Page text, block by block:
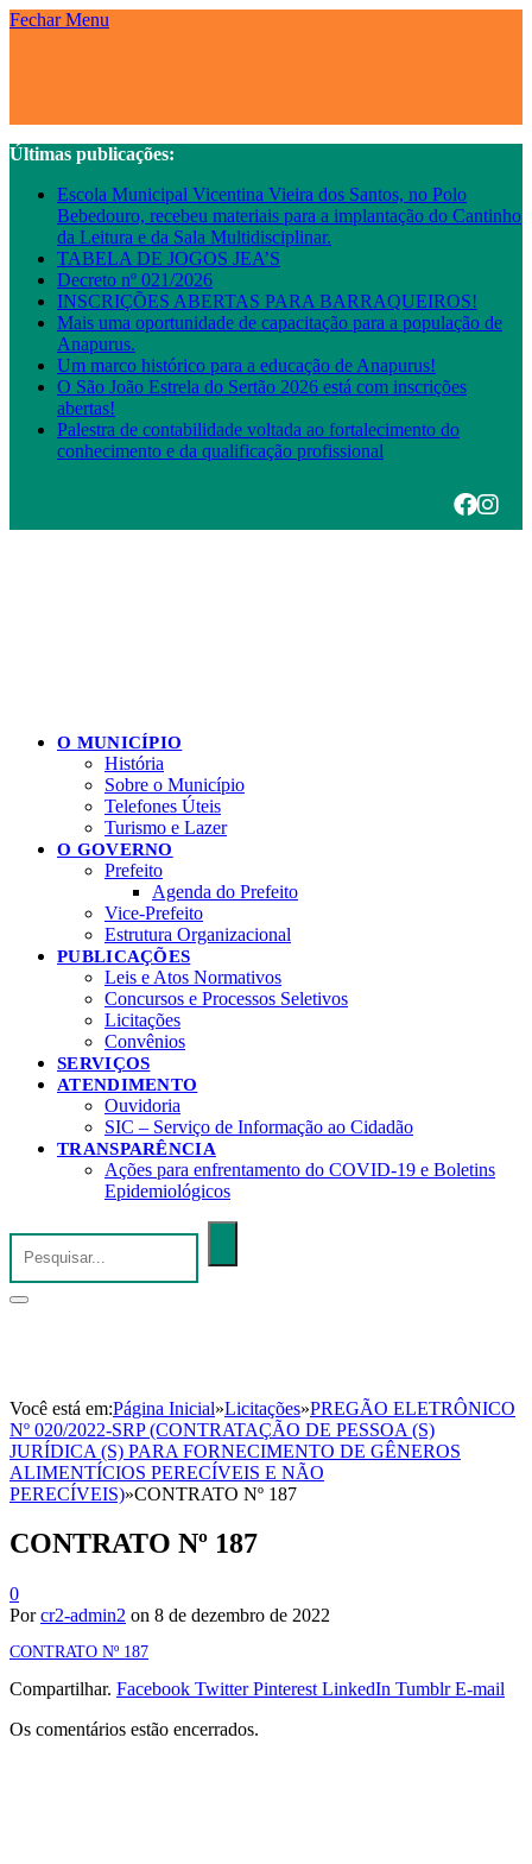
Fechar Menu
Últimas publicações:
Escola Municipal Vicentina Vieira dos Santos, no Polo
Bebedouro, recebeu materiais para a implantação do Cantinho
da Leitura e da Sala Multidisciplinar.
TABELA DE JOGOS JEA’S
Decreto nº 021/2026
INSCRIÇÕES ABERTAS PARA BARRAQUEIROS!
Mais uma oportunidade de capacitação para a população de
Anapurus.
Um marco histórico para a educação de Anapurus!
O São João Estrela do Sertão 2026 está com inscrições
abertas!
Palestra de contabilidade voltada ao fortalecimento do
conhecimento e da qualificação profissional
O MUNICÍPIO
História
Sobre o Município
Telefones Úteis
Turismo e Lazer
O GOVERNO
Prefeito
Agenda do Prefeito
Vice-Prefeito
Estrutura Organizacional
PUBLICAÇÕES
Leis e Atos Normativos
Concursos e Processos Seletivos
Licitações
Convênios
SERVIÇOS
ATENDIMENTO
Ouvidoria
SIC – Serviço de Informação ao Cidadão
TRANSPARÊNCIA
Ações para enfrentamento do COVID-19 e Boletins
Epidemiológicos
Você está em:Página Inicial»Licitações»PREGÃO ELETRÔNICO
Nº 020/2022-SRP (CONTRATAÇÃO DE PESSOA (S)
JURÍDICA (S) PARA FORNECIMENTO DE GÊNEROS
ALIMENTÍCIOS PERECÍVEIS E NÃO
PERECÍVEIS)»CONTRATO Nº 187
CONTRATO Nº 187
0
Porcr2-admin2 on 8 de dezembro de 2022
CONTRATO Nº 187
Compartilhar. Facebook Twitter Pinterest LinkedIn Tumblr E-mail
Os comentários estão encerrados.